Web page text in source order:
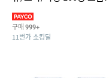
구매 999+
11번가 쇼킹딜